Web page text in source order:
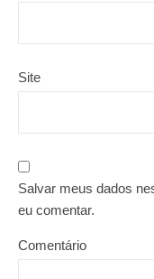
Site
Salvar meus dados
eu comentar.
Comentário